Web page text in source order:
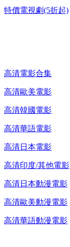
特價電視劇(5折起)
高清電影合集
高清歐美電影
高清韓國電影
高清華語電影
高清日本電影
高清印度/其他電影
高清日本動漫電影
高清歐美動漫電影
高清華語動漫電影